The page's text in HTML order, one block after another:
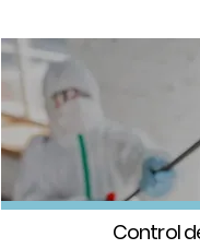
Control